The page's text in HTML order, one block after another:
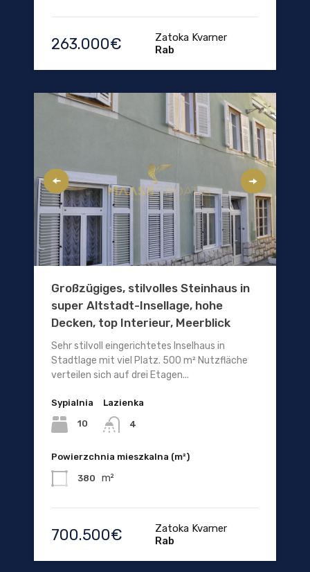
263.000€
Zatoka Kvarner
Rab
Großzügiges, stilvolles Steinhaus in
super Altstadt-Insellage, hohe
Decken, top Interieur, Meerblick
Sehr stilvoll eingerichtetes Inselhaus in
Stadtlage mit viel Platz. 500 m² Nutzfläche
verteilen sich auf drei Etagen...
Sypialnia
10
Lazienka
4
Powierzchnia mieszkalna (m²)
380 m²
700.500€
Zatoka Kvarner
Rab